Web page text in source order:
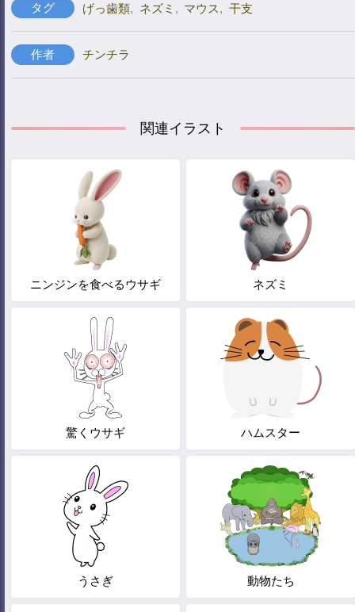
タグ げっ歯類, ネズミ , マウス, 干支
作者 チンチラ
関連イラスト
ニンジンを食べるウサギ ネズミ
驚くウサギ ハムスター
うさぎ 動物たち